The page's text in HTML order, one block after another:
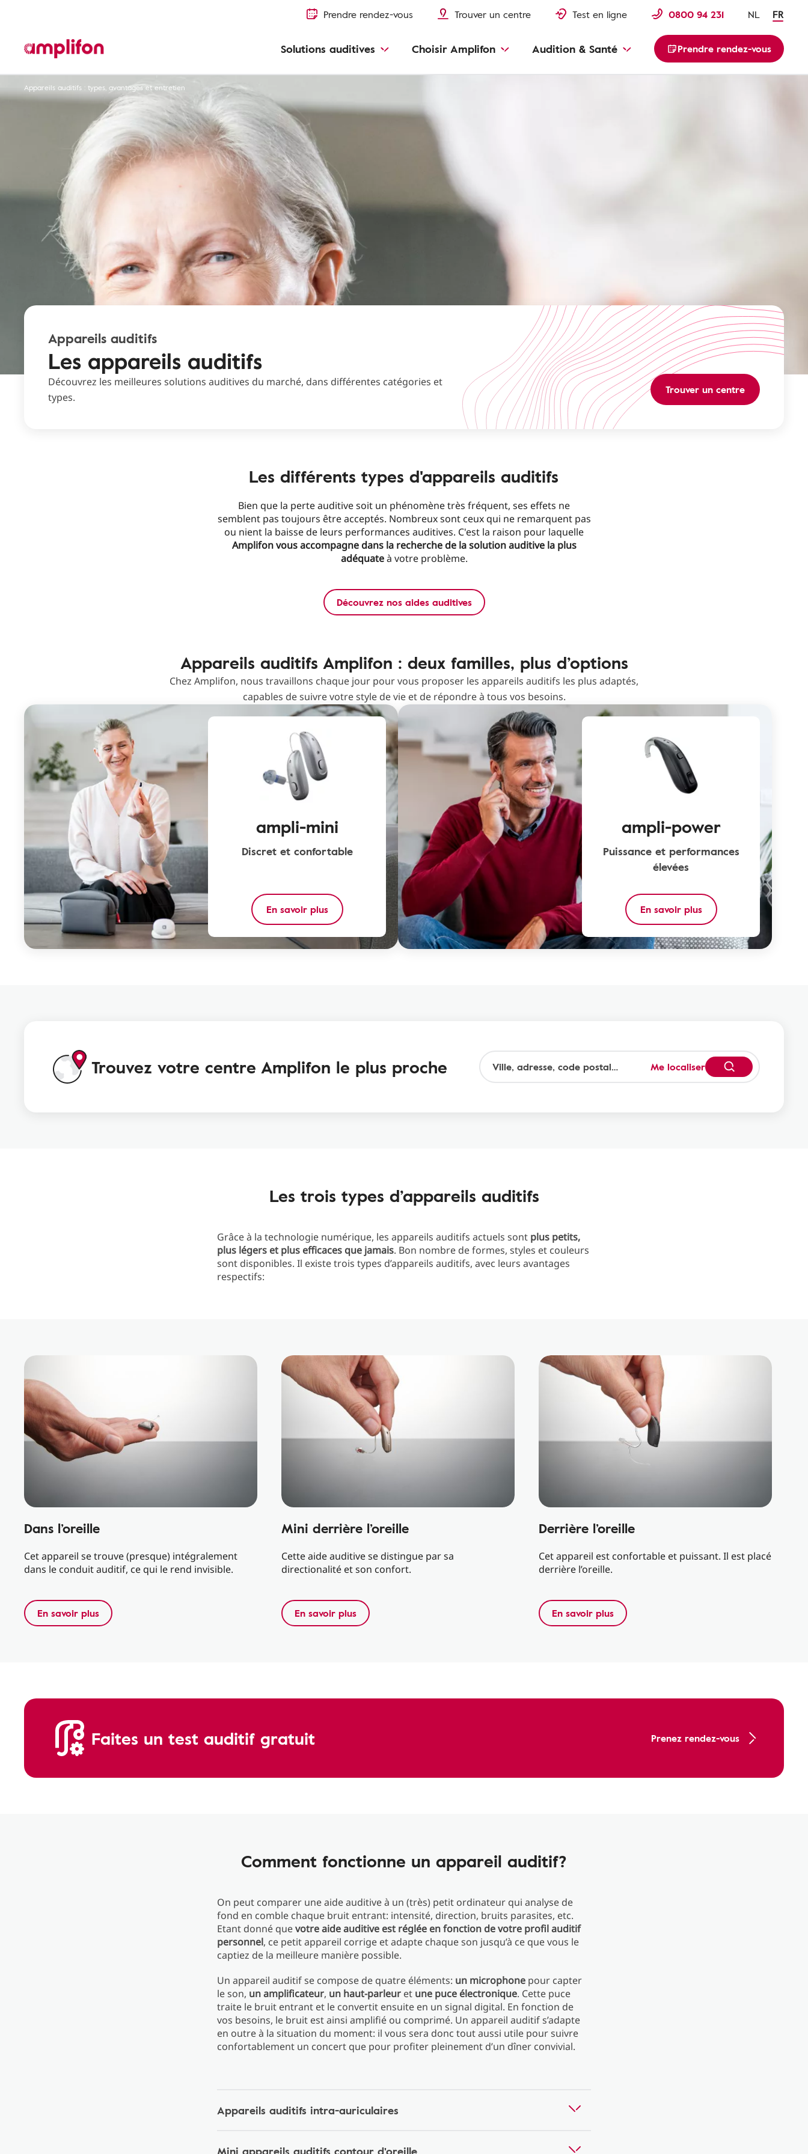
Prendre rendez-vous Trouver un centre Test en ligne 0800 94 231 NL FR
Solutions auditives Choisir Amplifon Audition & Santé Prendre rendez-vous
Appareils auditifs : types, avantages et entretien
Appareils auditifs
Les appareils auditifs
Découvrez les meilleures solutions auditives du marché, dans différentes catégories et
types.
Trouver un centre
Les différents types d'appareils auditifs
Bien que la perte auditive soit un phénomène très fréquent, ses effets ne
semblent pas toujours être acceptés. Nombreux sont ceux qui ne remarquent pas
ou nient la baisse de leurs performances auditives. C'est la raison pour laquelle
Amplifon vous accompagne dans la recherche de la solution auditive la plus
adéquateà votre problème.
Découvrez nos aides auditives
Appareils auditifs Amplifon : deux familles, plus d’options
Chez Amplifon, nous travaillons chaque jour pour vous proposer les appareils auditifs les plus adaptés,
capables de suivre votre style de vie et de répondre à tous vos besoins.
ampli-mini
Discret et confortable
En savoir plus
ampli-power
Puissance et performances
élevées
En savoir plus
Trouvez votre centre Amplifon le plus proche Me localiser
Les trois types d’appareils auditifs
Grâce à la technologie numérique, les appareils auditifs actuels sont plus petits,
plus légers et plus efficaces que jamais. Bon nombre de formes, styles et couleurs
sont disponibles. Il existe trois types d’appareils auditifs, avec leurs avantages
respectifs:
Dans l’oreille
Cet appareil se trouve (presque) intégralement
dans le conduit auditif, ce qui le rend invisible.
En savoir plus
Mini derrière l’oreille
Cette aide auditive se distingue par sa
directionalité et son confort.
En savoir plus
Derrière l’oreille
Cet appareil est confortable et puissant. Il est placé
derrière l’oreille.
En savoir plus
Faites un test auditif gratuit Prenez rendez-vous
Comment fonctionne un appareil auditif?
On peut comparer une aide auditive à un (très) petit ordinateur qui analyse de
fond en comble chaque bruit entrant: intensité, direction, bruits parasites, etc.
Etant donné quevotre aide auditive est réglée en fonction de votre profil auditif
personnel, ce petit appareil corrige et adapte chaque son jusqu’à ce que vous le
captiez de la meilleure manière possible.
Un appareil auditif se compose de quatre éléments: un microphone pour capter
le son, un amplificateur, un haut-parleur et une puce électronique. Cette puce
traite le bruit entrant et le convertit ensuite en un signal digital. En fonction de
vos besoins, le bruit est ainsi amplifié ou comprimé. Un appareil auditif s’adapte
en outre à la situation du moment: il vous sera donc tout aussi utile pour suivre
confortablement un concert que pour profiter pleinement d’un dîner convivial.
Appareils auditifs intra-auriculaires